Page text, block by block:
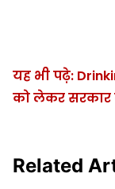
यह भी पढ़े:
को लेकर
Related